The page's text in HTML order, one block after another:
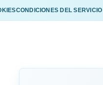
CONDICIONES DEL SERVICIO